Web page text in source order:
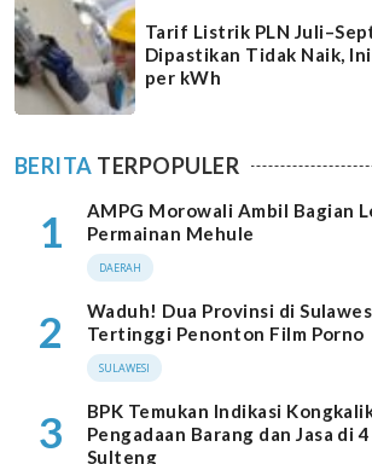
Tarif Listrik PLN
Dipastikan Tidak Naik,
per kWh
BERITA TERPOPULER
1
AMPG Morowali Ambil Bagian
Permainan Mehule
DAERAH
2
Waduh! Dua Provinsi di
Tertinggi Penonton Film Porno
SULAWESI
3
BPK Temukan Indikasi
Pengadaan Barang dan Jasa di
Sulteng